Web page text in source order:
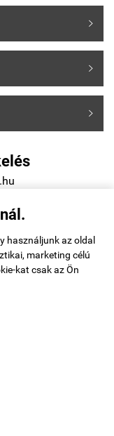
használjunk az oldal
marketing célú
kat csak az Ön



megrendelés